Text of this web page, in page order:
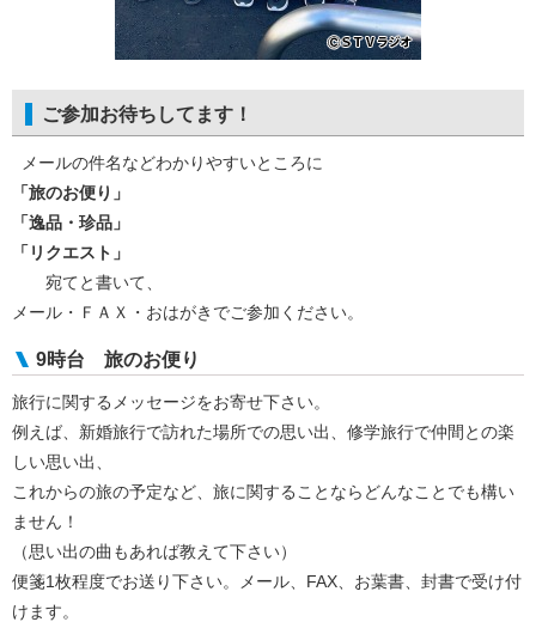
ご参加お待ちしてます！
メールの件名などわかりやすいところに
「旅のお便り」
「逸品・珍品」
「リクエスト」
宛てと書いて、
メール・ＦＡＸ・おはがきでご参加ください。
9時台 旅のお便り
旅行に関するメッセージをお寄せ下さい。
例えば、新婚旅行で訪れた場所での思い出、修学旅行で仲間との楽
しい思い出、
これからの旅の予定など、旅に関することならどんなことでも構い
ません！
（思い出の曲もあれば教えて下さい）
便箋1枚程度でお送り下さい。メール、FAX、お葉書、封書で受け付
けます。